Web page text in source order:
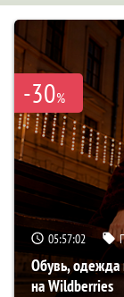
-30%
05:57:01
Обувь, одежда
на Wildberries